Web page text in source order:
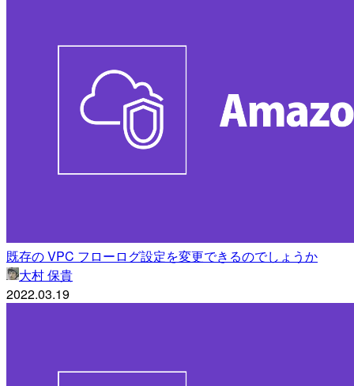
既存の VPC フローログ設定を変更できるのでしょうか
大村 保貴
2022.03.19